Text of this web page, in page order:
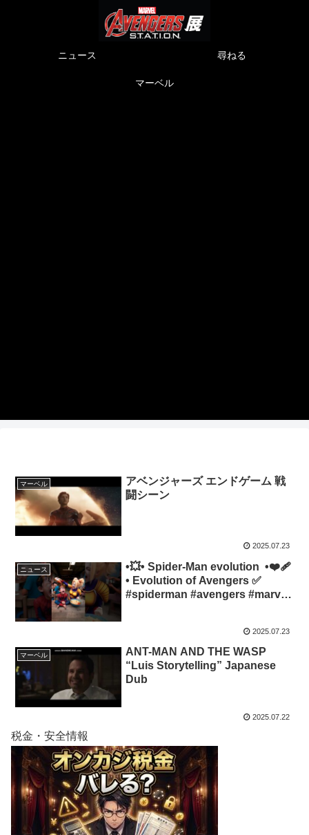
ニュース 尋ねる
マーベル
マーベル
アベンジャーズ エンドゲーム 戦
闘シーン
2025.07.23
ニュース
•💥• Spider-Man evolution •❤️‍🩹
• Evolution of Avengers ✅
#spiderman #avengers #marvel
2025.07.23
マーベル
ANT-MAN AND THE WASP
“Luis Storytelling” Japanese
Dub
2025.07.22
税金・安全情報